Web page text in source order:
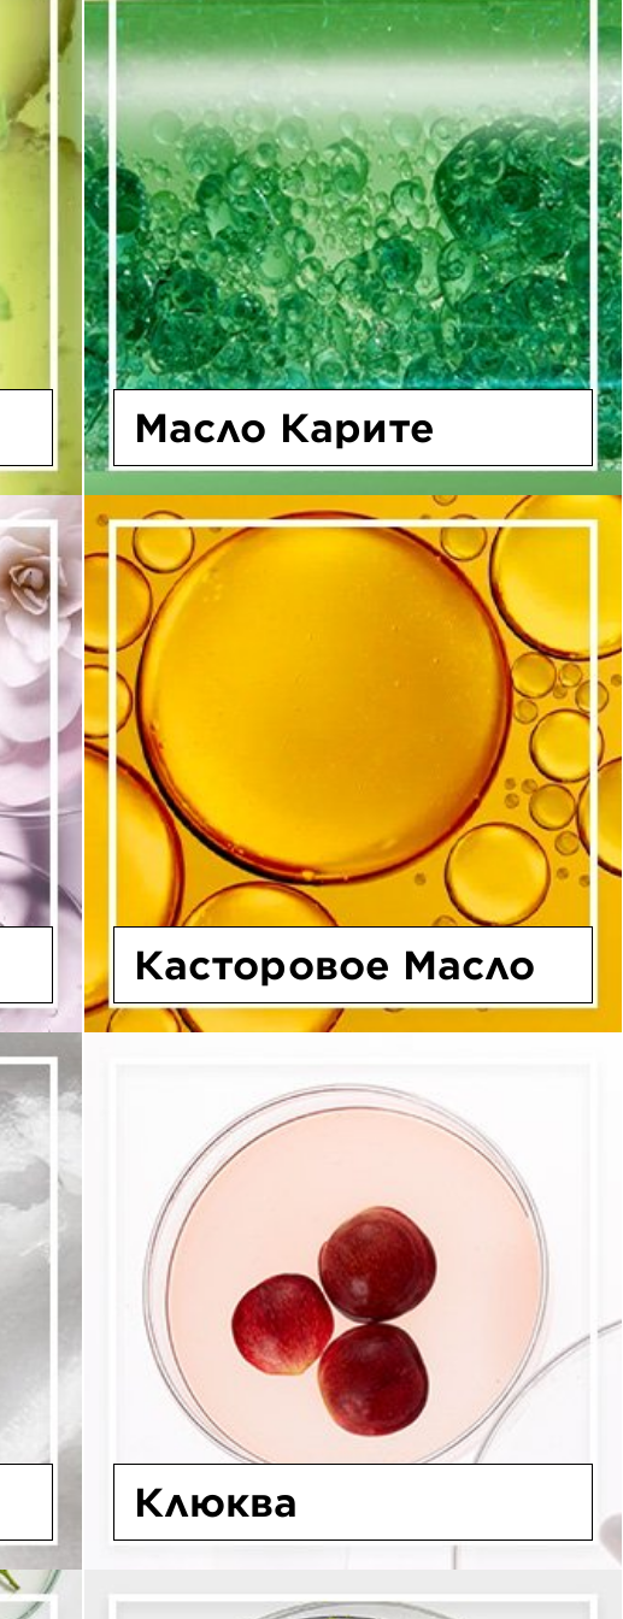
Масло Карите
Касторовое Масло
Клюква